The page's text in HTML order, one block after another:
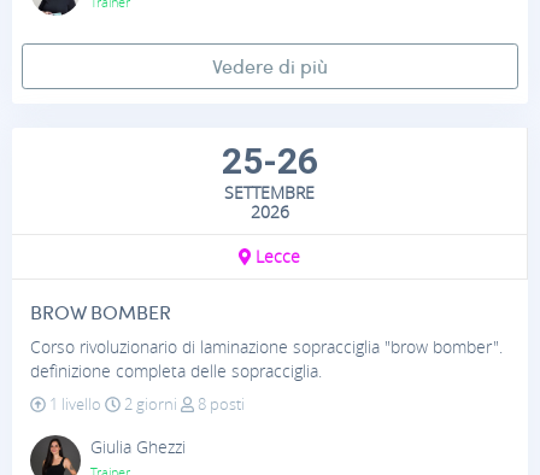
Vedere di più
25-26
SETTEMBRE
2026
Lecce
BROW BOMBER
Corso rivoluzionario di laminazione sopracciglia "brow bomber".
definizione completa delle sopracciglia.
1 livello
2 giorni
8 posti
Giulia Ghezzi